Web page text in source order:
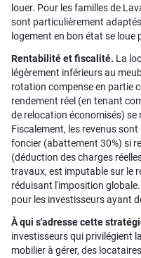
louer. Pour les familles de
sont particulièrement
logement en bon état se loue
Rentabilité et fiscalité. La
légèrement inférieurs au
rotation compense en partie
rendement réel (en tenant
de relocation économisés)
Fiscalement, les revenus
foncier (abattement 30%) si
(déduction des charges
travaux, est imputable sur le
réduisant l'imposition
pour les investisseurs ayant
À qui s'adresse cette
investisseurs qui privilégient
mobilier à gérer, des